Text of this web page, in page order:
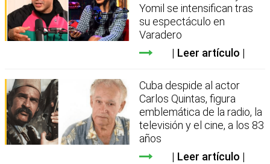
Yomil se intensifican tras
su espectáculo en
Varadero
Leer artículo
Cuba despide al actor
Carlos Quintas, figura
emblemática de la radio, la
televisión y el cine, a los 83
años
Leer artículo